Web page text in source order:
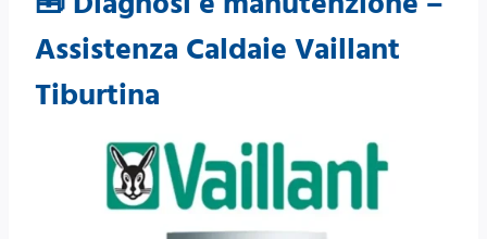
Assistenza Caldaie Vaillant
Tiburtina